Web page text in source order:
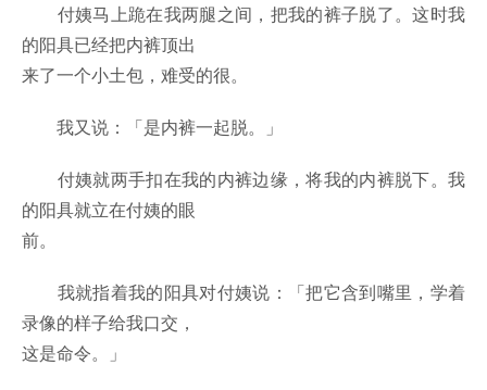
付姨马上跪在我两腿之间，把我的裤子脱了。这时我
的阳具已经把内裤顶出
来了一个小土包，难受的很。
我又说：「是内裤一起脱。」
付姨就两手扣在我的内裤边缘，将我的内裤脱下。我
的阳具就立在付姨的眼
前。
我就指着我的阳具对付姨说：「把它含到嘴里，学着
录像的样子给我口交，
这是命令。」